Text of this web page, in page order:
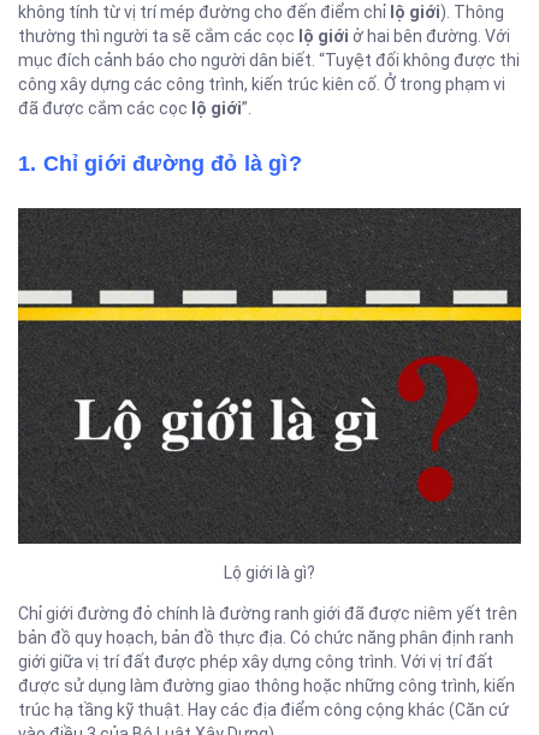
không tính từ vị trí mép đường cho đến điểm chỉ lộ giới). Thông
thường thì người ta sẽ cắm các cọc lộ giới ở hai bên đường. Với
mục đích cảnh báo cho người dân biết. “Tuyệt đối không được thi
công xây dựng các công trình, kiến trúc kiên cố. Ở trong phạm vi
đã được cắm các cọc lộ giới”.
1. Chỉ giới đường đỏ là gì?
Lộ giới là gì?
Chỉ giới đường đỏ chính là đường ranh giới đã được niêm yết trên
bản đồ quy hoạch, bản đồ thực địa. Có chức năng phân định ranh
giới giữa vị trí đất được phép xây dựng công trình. Với vị trí đất
được sử dụng làm đường giao thông hoặc những công trình, kiến
trúc hạ tầng kỹ thuật. Hay các địa điểm công cộng khác (Căn cứ